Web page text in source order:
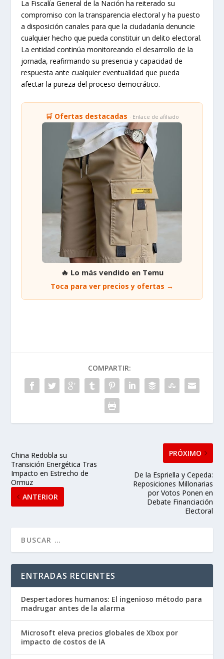
🔥 Lo más vendido en Temu
Toca para ver precios y ofertas →
China Redobla su
Transición Energética Tras
Impacto en Estrecho de
De la Espriella y Cepeda:
Reposiciones Millonarias
Debate Financiación
madrugar antes de la alarma
impacto de costos de IA
Aparición de bandera del ELN en Bogotá inquieta a
Pastrana insta al Senado a vetar salida de Petro
del país por señalamientos
Narcotráfico colombiano busca drones de combate
en Ucrania: alerta global
Diseñado porElegant Themes| Desarrollado porWordPress